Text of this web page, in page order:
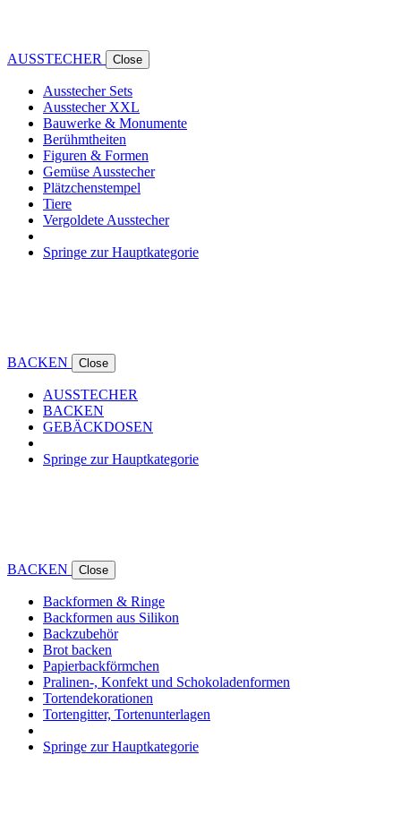
AUSSTECHER Close
Ausstecher Sets
Ausstecher XXL
Bauwerke & Monumente
Berühmtheiten
Figuren & Formen
Gemüse Ausstecher
Plätzchenstempel
Tiere
Vergoldete Ausstecher
Springe zur Hauptkategorie
BACKEN Close
AUSSTECHER
BACKEN
GEBÄCKDOSEN
Springe zur Hauptkategorie
BACKEN Close
Backformen & Ringe
Backformen aus Silikon
Backzubehör
Brot backen
Papierbackförmchen
Pralinen-, Konfekt und Schokoladenformen
Tortendekorationen
Tortengitter, Tortenunterlagen
Springe zur Hauptkategorie